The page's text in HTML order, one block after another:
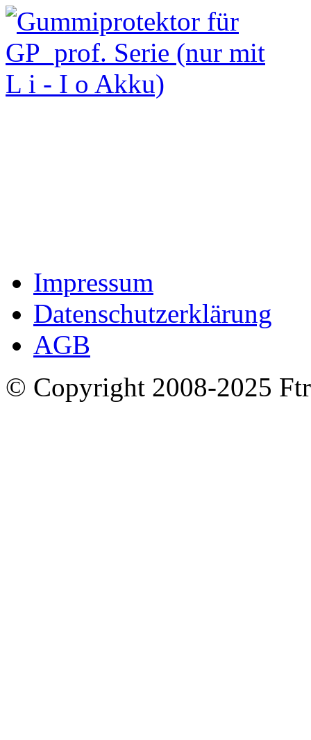
Impressum
Datenschutzerklärung
AGB
© Copyright 2008-2025